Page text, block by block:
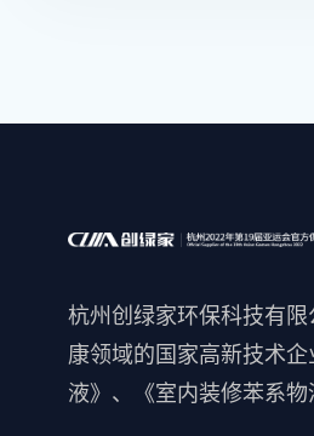
杭州创绿家环保科技有
康领域的国家高新技术
液》、《室内装修苯系物